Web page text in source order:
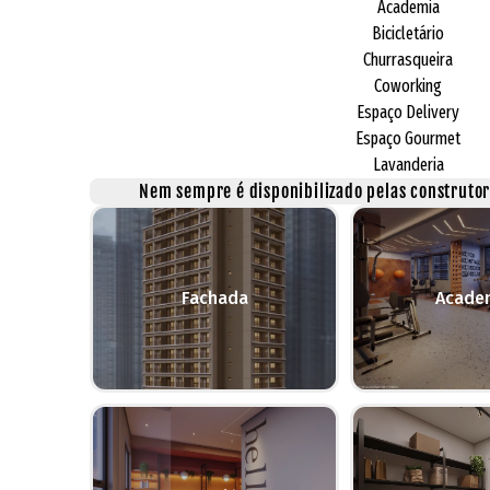
Academia
Bicicletário
Churrasqueira
Coworking
Espaço Delivery
Espaço Gourmet
Lavanderia
Nem sempre é disponibilizado pelas
Fachada